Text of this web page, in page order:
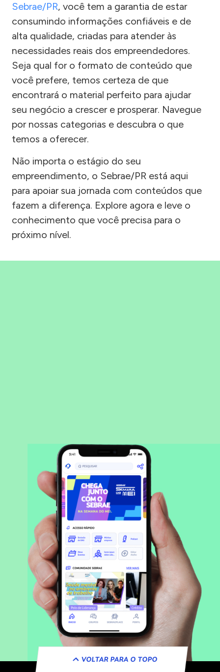
Sebrae/PR, você tem a garantia de estar
consumindo informações confiáveis e de
alta qualidade, criadas para atender às
necessidades reais dos empreendedores.
Seja qual for o formato de conteúdo que
você prefere, temos certeza de que
encontrará o material perfeito para ajudar
seu negócio a crescer e prosperar. Navegue
por nossas categorias e descubra o que
temos a oferecer.
Não importa o estágio do seu
empreendimento, o Sebrae/PR está aqui
para apoiar sua jornada com conteúdos que
fazem a diferença. Explore agora e leve o
conhecimento que você precisa para o
próximo nível.
VOLTAR PARA O TOPO